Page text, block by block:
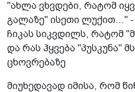
"ახლა ვხვდები, რატომ
გალაზე" ისეთი ლუქით..."
ჩიკას სიკვდილს, რატომ
და რას ჰყვება "პუსკუნა"
ცხოვრებაზე
მიუხედავად იმისა, რომ